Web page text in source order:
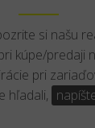
si našu
kúpe/predaji
pri
hľadali,